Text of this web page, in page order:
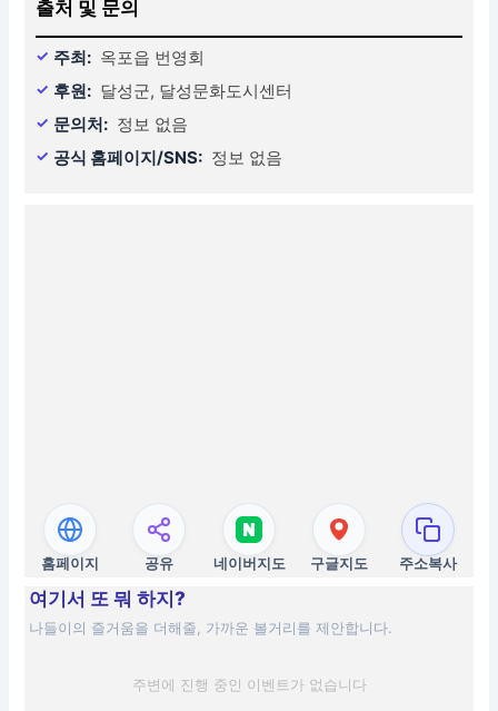
출처 및 문의
주최: 옥포읍 번영회
후원: 달성군, 달성문화도시센터
문의처: 정보 없음
공식 홈페이지/SNS: 정보 없음
홈페이지 공유 네이버지도 구글지도 주소복사
여기서 또 뭐 하지?
나들이의 즐거움을 더해줄, 가까운 볼거리를 제안합니다.
주변에 진행 중인 이벤트가 없습니다